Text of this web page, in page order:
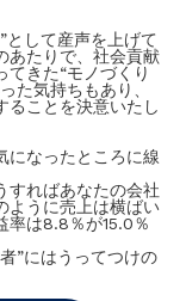
して産声を上げて
あたりで、社会貢献
てきた“モノづくり
た気持ちもあり、
ることを決意いたし
になったところに線
すればあなたの会社
ように売上は横ばい
率は8.8％が15.0％
”にはうってつけの